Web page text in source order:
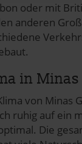
in den Einsatz
dich per Klick
Cookies.
Hinweise zu
oder mit
anderen
in Minas
von Minas
ruhig auf ein
Die